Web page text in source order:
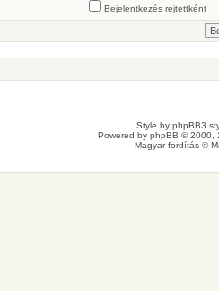
Bejelentkezés rejtettként
Style by phpBB3
Powered by phpBB © 2000,
Magyar fordítás ©